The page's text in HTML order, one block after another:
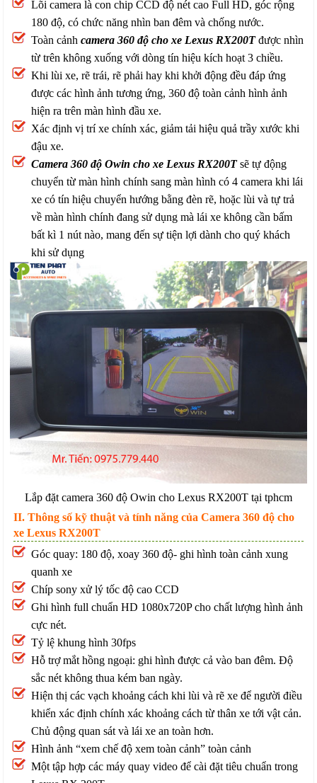
Lõi camera là con chip CCD độ nét cao Full HD, góc rộng
180 độ, có chức năng nhìn ban đêm và chống nước.
Toàn cảnhcamera 360 độ cho xe Lexus RX200Tđược nhìn
từ trên không xuống với dòng tín hiệu kích hoạt 3 chiều.
Khi lùi xe, rẽ trái, rẽ phải hay khi khởi động đều đáp ứng
được các hình ảnh tương ứng, 360 độ toàn cảnh hình ảnh
hiện ra trên màn hình đầu xe.
Xác định vị trí xe chính xác, giảm tải hiệu quả trầy xước khi
đậu xe.
Camera 360 độ Owin cho xe Lexus RX200Tsẽ tự động
chuyển từ màn hình chính sang màn hình có 4 camera khi lái
xe có tín hiệu chuyển hướng bằng đèn rẽ, hoặc lùi và tự trả
về màn hình chính đang sử dụng mà lái xe không cần bấm
bất kì 1 nút nào, mang đến sự tiện lợi dành cho quý khách
khi sử dụng
Lắp đặt camera 360 độ Owin cho Lexus RX200T tại tphcm
II. Thông số kỹ thuật và tính năng của Camera 360 độ cho
xe Lexus RX200T
Góc quay: 180 độ, xoay 360 độ- ghi hình toàn cảnh xung
quanh xe
Chíp sony xử lý tốc độ cao CCD
Ghi hình full chuẩn HD 1080x720P cho chất lượng hình ảnh
cực nét.
Tỷ lệ khung hình 30fps
Hỗ trợ mắt hồng ngoại: ghi hình được cả vào ban đêm. Độ
sắc nét không thua kém ban ngày.
Hiện thị các vạch khoảng cách khi lùi và rẽ xe để người điều
khiển xác định chính xác khoảng cách từ thân xe tới vật cản.
Chủ động quan sát và lái xe an toàn hơn.
Hình ảnh “xem chế độ xem toàn cảnh” toàn cảnh
Một tập hợp các máy quay video để cài đặt tiêu chuẩn trong